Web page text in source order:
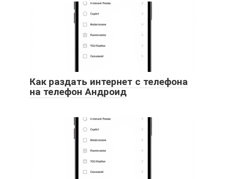
Как раздать интернет с телефона
на телефон Андроид